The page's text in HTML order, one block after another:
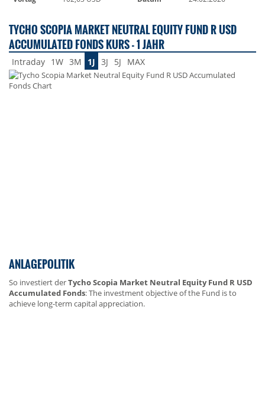
TYCHO SCOPIA MARKET NEUTRAL EQUITY FUND R USD
ACCUMULATED FONDS KURS - 1 JAHR
Intraday 1W 3M 1J 3J 5J MAX
ANLAGEPOLITIK
So investiert derTycho Scopia Market Neutral Equity Fund R USD
Accumulated Fonds: The investment objective of the Fund is to
achieve long-term capital appreciation.